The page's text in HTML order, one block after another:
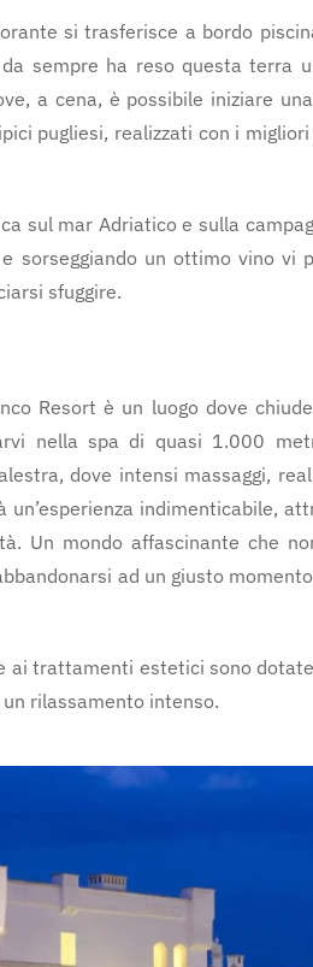
si trasferisce a bordo
sempre ha reso questa terra
a cena, è possibile iniziare
pugliesi, realizzati con i
sul mar Adriatico e sulla
sorseggiando un ottimo vino vi
sfuggire.
Resort è un luogo dove
nella spa di quasi 1.000
dove intensi massaggi,
indimenticabile,
Un mondo affascinante che
ad un giusto
ai trattamenti estetici sono
rilassamento intenso.